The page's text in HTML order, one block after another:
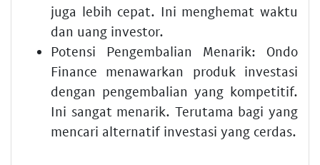
juga lebih cepat. Ini menghemat waktu
dan uang investor.
Potensi Pengembalian Menarik: Ondo
Finance menawarkan produk investasi
dengan pengembalian yang kompetitif.
Ini sangat menarik. Terutama bagi yang
mencari alternatif investasi yang cerdas.